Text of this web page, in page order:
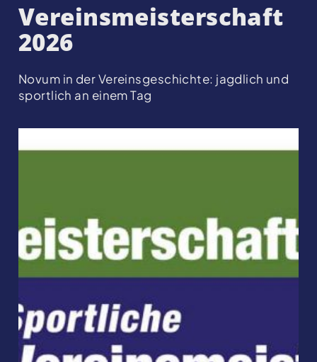
Vereinsmeisterschaft
2026
Novum in der Vereinsgeschichte: jagdlich und
sportlich an einem Tag